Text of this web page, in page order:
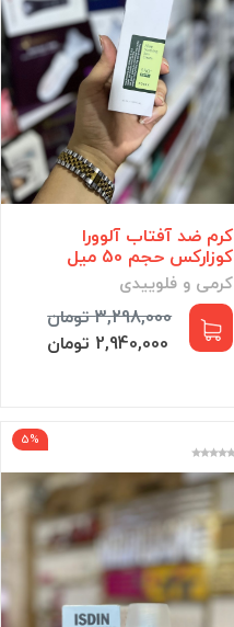
کرم ضد آفتاب آلوورا
کوزارکس حجم 50 میل
کرمی و فلوییدی
3,298,000 تومان
2,940,000 تومان
5%